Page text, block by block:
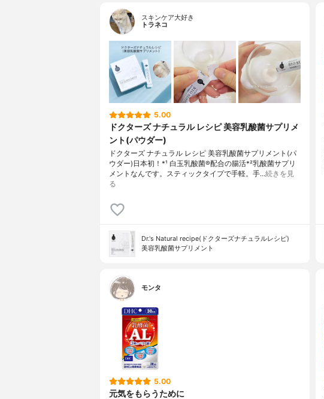
スキンケア大好き
トラネコ
5.00
ドクターズ ナチュラル レシピ 美容乳酸菌サプリメ
ント(パウダー)
ドクターズ ナチュラル レシピ 美容乳酸菌サプリメント(パ
ウダー)日本初！*¹ 白玉乳酸菌®配合の腸活*²乳酸菌サプリ
メントなんです。スティックタイプで手軽。手…続きを見
る
Dr.'s Natural recipe(ドクターズナチュラルレシピ)
美容乳酸菌サプリメント
モンタ
5.00
元気をもらうために